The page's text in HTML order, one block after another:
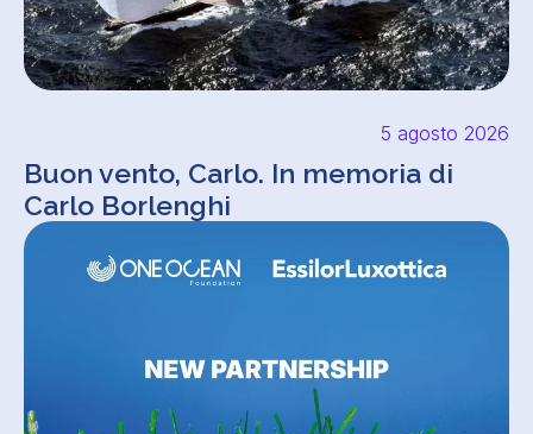
5 agosto 2026
Buon vento, Carlo. In memoria di
Carlo Borlenghi